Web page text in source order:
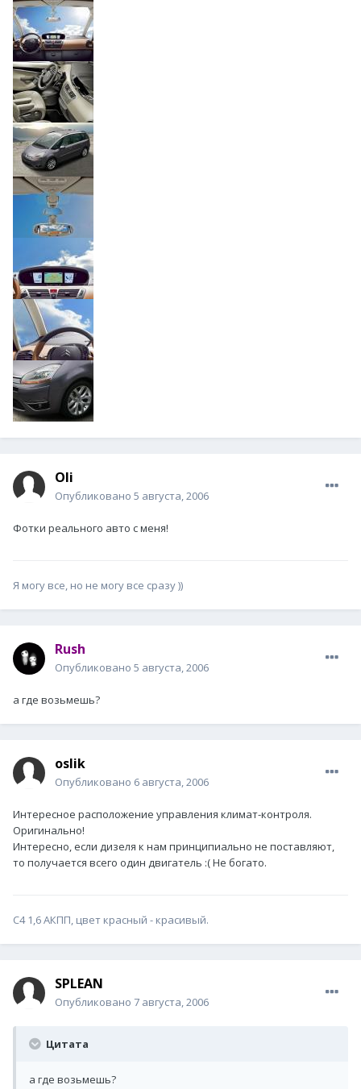
Oli
Опубликовано 5 августа, 2006
Фотки реального авто с меня!
Я могу все, но не могу все сразу ))
Rush
Опубликовано 5 августа, 2006
а где возьмешь?
oslik
Опубликовано 6 августа, 2006
Интересное расположение управления климат-контроля.
Оригинально!
Интересно, если дизеля к нам принципиально не поставляют,
то получается всего один двигатель :( Не богато.
С4 1,6 АКПП, цвет красный - красивый.
SPLEAN
Опубликовано 7 августа, 2006
Цитата
а где возьмешь?